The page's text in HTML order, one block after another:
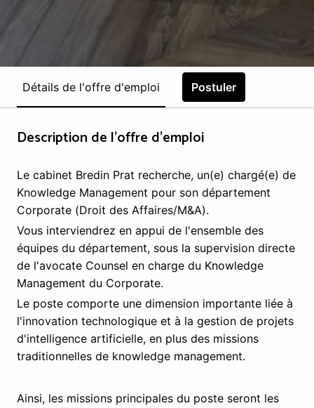
Détails de l'offre d'emploi Postuler
Description de l'offre d'emploi
Le cabinet Bredin Prat recherche, un(e) chargé(e) de
Knowledge Management pour son département
Corporate (Droit des Affaires/M&A).
Vous interviendrez en appui de l'ensemble des
équipes du département, sous la supervision directe
de l'avocate Counsel en charge du Knowledge
Management du Corporate.
Le poste comporte une dimension importante liée à
l'innovation technologique et à la gestion de projets
d'intelligence artificielle, en plus des missions
traditionnelles de knowledge management.
Ainsi, les missions principales du poste seront les